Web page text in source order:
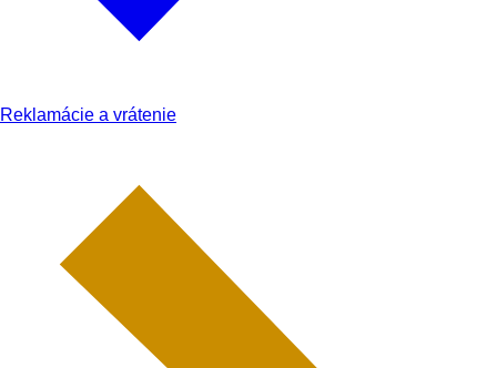
Reklamácie a vrátenie